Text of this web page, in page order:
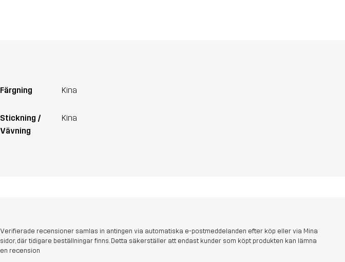
Färgning Kina
Stickning /
Vävning
Kina
Verifierade recensioner samlas in antingen via automatiska e-postmeddelanden efter köp eller via Mina
sidor, där tidigare beställningar finns. Detta säkerställer att endast kunder som köpt produkten kan lämna
en recension